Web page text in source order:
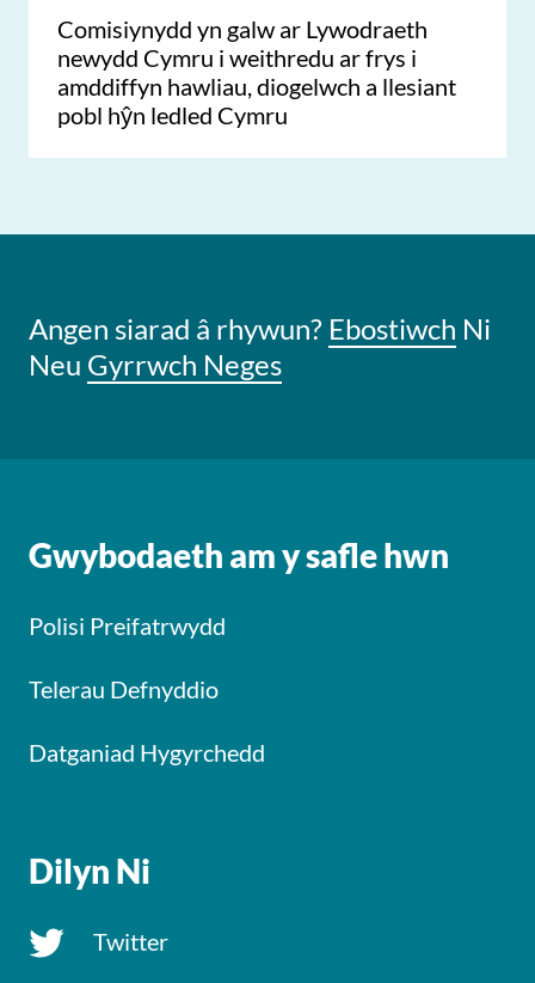
Comisiynydd yn galw ar Lywodraeth
newydd Cymru i weithredu ar frys i
amddiffyn hawliau, diogelwch a llesiant
pobl hŷn ledled Cymru
Angen siarad â rhywun? Ebostiwch Ni
Neu Gyrrwch Neges
Gwybodaeth am y safle hwn
Polisi Preifatrwydd
Telerau Defnyddio
Datganiad Hygyrchedd
Dilyn Ni
Twitter